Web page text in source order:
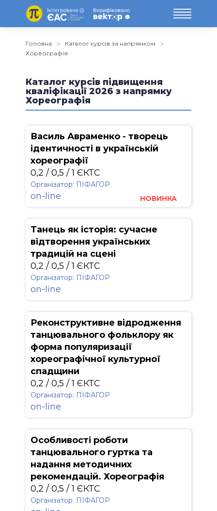
Головна
Каталог курсів за напрямком
Хореографія
Каталог курсів підвищення
кваліфікації 2026 з напрямку
Хореографія
Василь Авраменко - творець
ідентичності в українській
хореографії
0,2 / 0,5 / 1 ЄКТС
Організатор: ПІФАГОР
on-line НОВИНКА
Танець як історія: сучасне
відтворення українських
традицій на сцені
0,2 / 0,5 / 1 ЄКТС
Організатор: ПІФАГОР
on-line
Реконструктивне відродження
танцювального фольклору як
форма популяризації
хореографічної культурної
спадщини
0,2 / 0,5 / 1 ЄКТС
Організатор: ПІФАГОР
on-line
Особливості роботи
танцювального гуртка та
надання методичних
рекомендацій. Хореографія
0,2 / 0,5 / 1 ЄКТС
Організатор: ПІФАГОР